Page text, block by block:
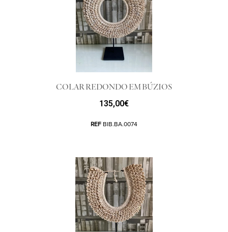
COLAR REDONDO EM BÚZIOS
135,00€
REF BIB.BA.0074